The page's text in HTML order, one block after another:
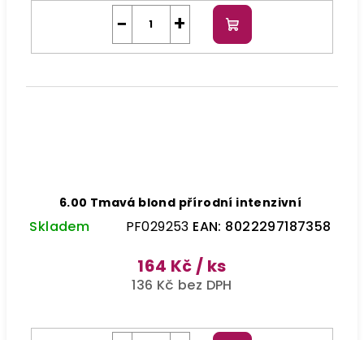
+
− Do
košíku
6.00 Tmavá blond přírodní intenzivní
Skladem PF029253 EAN: 8022297187358
164 Kč / ks
136 Kč bez DPH